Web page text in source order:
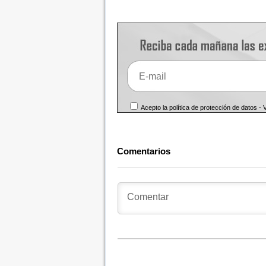
Acepto la política de protección de datos -
Comentarios